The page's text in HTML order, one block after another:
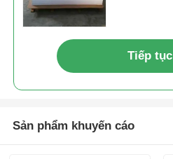
Tiếp tục
Sản phẩm khuyến cáo